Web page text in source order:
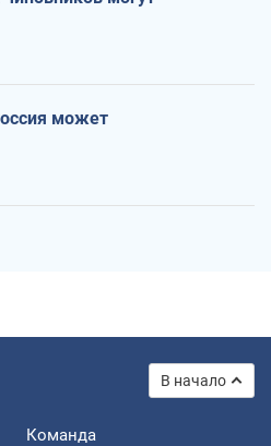
может
В начало
Команда